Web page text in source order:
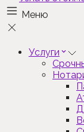
Меню
Услуги